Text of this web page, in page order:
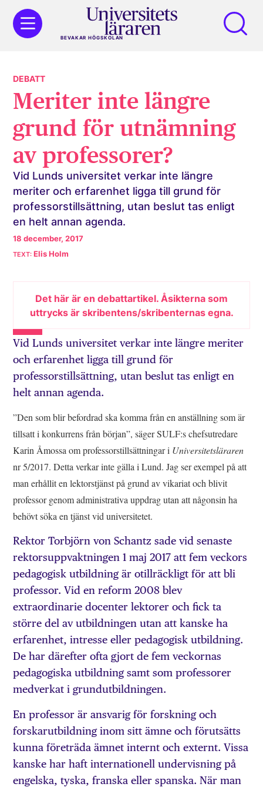
BEVAKAR HÖGSKOLAN
DEBATT
Meriter inte längre
grund för utnämning
av professorer?
Vid Lunds universitet verkar inte längre
meriter och erfarenhet ligga till grund för
professorstillsättning, utan beslut tas enligt
en helt annan agenda.
18 december, 2017
Elis Holm
Det här är en debattartikel. Åsikterna som
uttrycks är skribentens/skribenternas egna.
Vid Lunds universitet verkar inte längre meriter
och erfarenhet ligga till grund för
professorstillsättning, utan beslut tas enligt en
helt annan agenda.
”Den som blir befordrad ska komma från en anställning som är
tillsatt i konkurrens från början”, säger SULF:s chefsutredare
Karin Åmossa om professorstillsättningar i Universitetsläraren
nr 5/2017. Detta verkar inte gälla i Lund. Jag ser exempel på att
man erhållit en lektorstjänst på grund av vikariat och blivit
professor genom administrativa uppdrag utan att någonsin ha
behövt söka en tjänst vid universitetet.
Rektor Torbjörn von Schantz sade vid senaste
rektorsuppvaktningen 1 maj 2017 att fem veckors
pedagogisk utbildning är otillräckligt för att bli
professor. Vid en reform 2008 blev
extraordinarie docenter lektorer och fick ta
större del av utbildningen utan att kanske ha
erfarenhet, intresse eller pedagogisk utbildning.
De har därefter ofta gjort de fem veckornas
pedagogiska utbildning samt som professorer
medverkat i grundutbildningen.
En professor är ansvarig för forskning och
forskarutbildning inom sitt ämne och förutsätts
kunna företräda ämnet internt och externt. Vissa
kanske har haft internationell undervisning på
engelska, tyska, franska eller spanska. När man